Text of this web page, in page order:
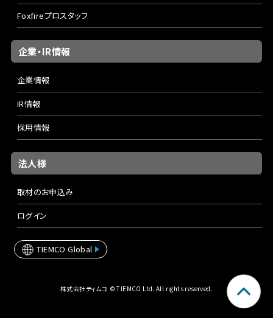
Foxfireプロスタッフ
企業・IR情報
企業情報
IR情報
採用情報
法人様
取材のお申込み
ログイン
TIEMCO Global
株式会社ティムコ © TIEMCO Ltd. All rights reserved.